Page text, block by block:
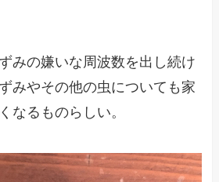
みの嫌いな周波数を出し続け
みやその他の虫についても家
なるものらしい。